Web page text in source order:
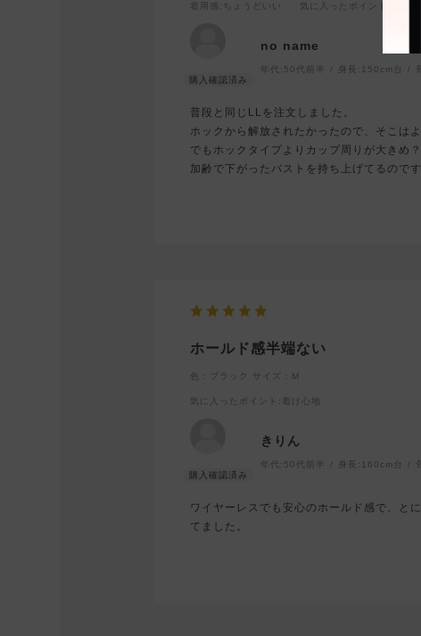
着用感 :ちょうどいい 気に入ったポイント
no name
年代: 50代前半 身長: 150cm台
普段と同じLLを注文しました。
ホックから解放されたかったので、そこはよ
でもホックタイプよりカップ周りが大きめ
加齢で下がったバストを持ち上げてるので
ホールド感半端ない
色：ブラック サイズ：M
気に入ったポイント :着け心地
きりん
年代: 50代前半 身長: 160cm台
ワイヤーレスでも安心のホールド感で、と
てました。